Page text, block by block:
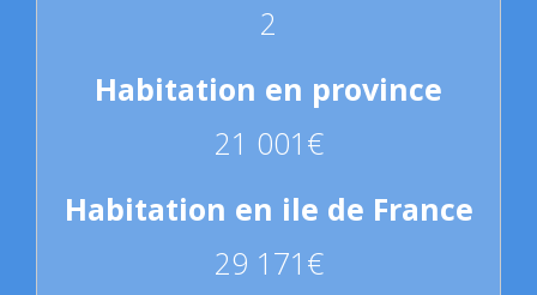
2
21 001€
29 171€